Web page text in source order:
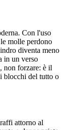
Con l'uso
molle perdono
diventa meno
in un verso
non forzare: è il
blocchi del tutto o
attorno al